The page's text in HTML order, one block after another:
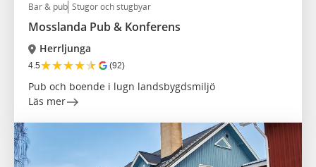
Bar & pub Stugor och stugbyar
Mosslanda Pub & Konferens
Herrljunga
4.5★★★★★ (92)
Pub och boende i lugn landsbygdsmiljö
Läs mer